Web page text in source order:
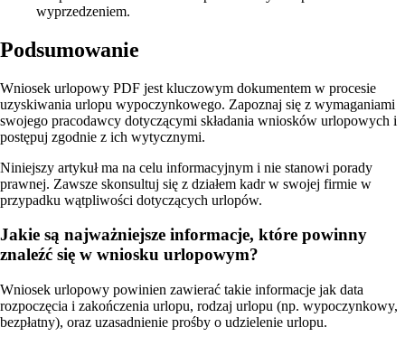
wyprzedzeniem.
Podsumowanie
Wniosek urlopowy PDF jest kluczowym dokumentem w procesie
uzyskiwania urlopu wypoczynkowego. Zapoznaj się z wymaganiami
swojego pracodawcy dotyczącymi składania wniosków urlopowych i
postępuj zgodnie z ich wytycznymi.
Niniejszy artykuł ma na celu informacyjnym i nie stanowi porady
prawnej. Zawsze skonsultuj się z działem kadr w swojej firmie w
przypadku wątpliwości dotyczących urlopów.
Jakie są najważniejsze informacje, które powinny
znaleźć się w wniosku urlopowym?
Wniosek urlopowy powinien zawierać takie informacje jak data
rozpoczęcia i zakończenia urlopu, rodzaj urlopu (np. wypoczynkowy,
bezpłatny), oraz uzasadnienie prośby o udzielenie urlopu.